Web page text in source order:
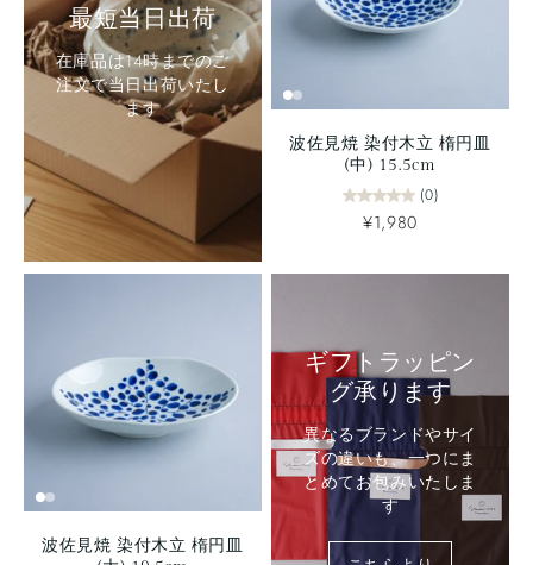
最短当日出荷
在庫品は14時までのご
注文で当日出荷いたし
ます
波佐見焼 染付木立 楕円皿
(中) 15.5cm
(0)
¥1,980
波佐見焼 染付木立 楕円皿
ギフトラッピン
グ承ります
異なるブランドやサイ
ズの違いも、一つにま
とめてお包みいたしま
す